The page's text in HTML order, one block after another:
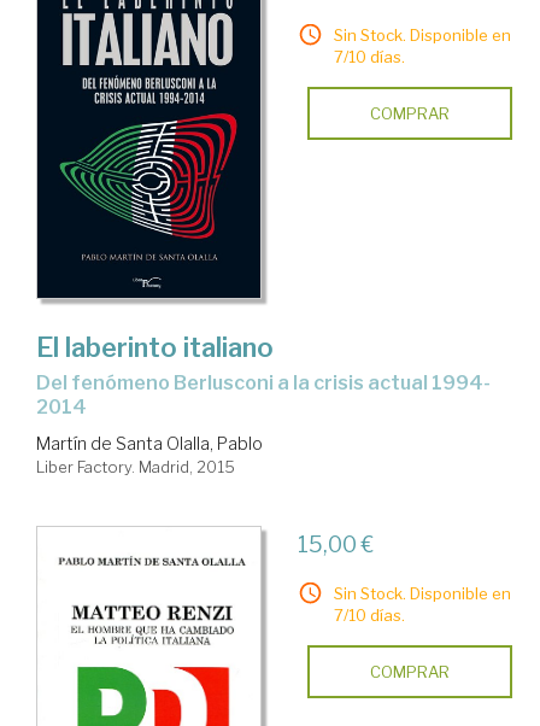
Sin Stock. Disponible en
7/10 días.
COMPRAR
El laberinto italiano
del fenómeno Berlusconi a la crisis actual 1994-
2014
Martín de Santa Olalla, Pablo
Liber Factory. Madrid, 2015
15,00 €
Sin Stock. Disponible en
7/10 días.
COMPRAR